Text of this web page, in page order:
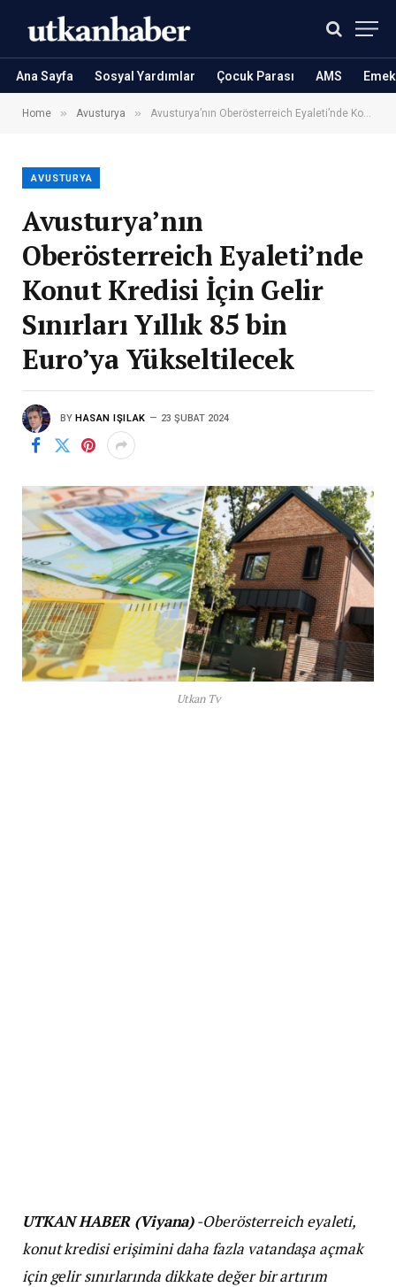
Ana Sayfa Sosyal Yardımlar Çocuk Parası AMS
Home » Avusturya » Avusturya’nın Oberösterreich Eyaleti’nde Konut Kredisi İçin Gelir Sınırları Yıllık 85 bin Euro’ya Yükseltilecek
AVUSTURYA
Avusturya’nın
Oberösterreich Eyaleti’nde
Konut Kredisi İçin Gelir
Sınırları Yıllık 85 bin
Euro’ya Yükseltilecek
BY HASAN IŞILAK 23 ŞUBAT 2024
Utkan Tv
UTKAN HABER (Viyana)-Oberösterreich eyaleti,
konut kredisi erişimini daha fazla vatandaşa açmak
için gelir sınırlarında dikkate değer bir artırım